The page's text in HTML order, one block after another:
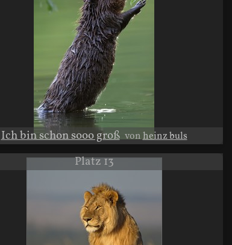
Ich bin schon sooo groß vonheinz buls
Platz 13